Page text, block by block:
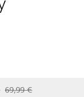
Rebajado del precio
69,99 €